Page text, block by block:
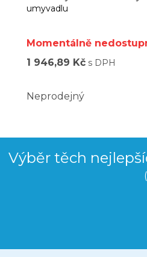
umyvadlu
Momentálně
1 946,89 Kč s DPH
Neprodejný
Výběr těch